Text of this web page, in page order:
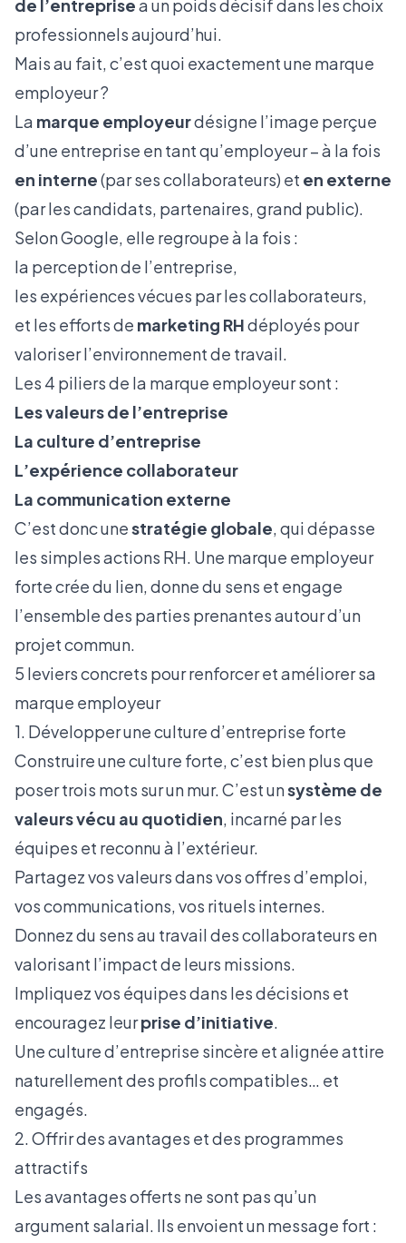
de l’entreprisea un poids décisif dans les choix
professionnels aujourd’hui.
Mais au fait, c’est quoi exactement une marque
employeur ?
La marque employeurdésigne l’image perçue
d’une entreprise en tant qu’employeur – à la fois
en interne(par ses collaborateurs) et en externe
(par les candidats, partenaires, grand public).
Selon Google, elle regroupe à la fois :
la perception de l’entreprise,
les expériences vécues par les collaborateurs,
et les efforts de marketing RHdéployés pour
valoriser l’environnement de travail.
Les 4 piliers de la marque employeur sont :
Les valeurs de l’entreprise
La culture d’entreprise
L’expérience collaborateur
La communication externe
C’est donc unestratégie globale, qui dépasse
les simples actions RH. Une marque employeur
forte crée du lien, donne du sens et engage
l’ensemble des parties prenantes autour d’un
projet commun.
5 leviers concrets pour renforcer et améliorer sa
marque employeur
1. Développer une culture d’entreprise forte
Construire une culture forte, c’est bien plus que
poser trois mots sur un mur. C’est unsystème de
valeurs vécu au quotidien, incarné par les
équipes et reconnu à l’extérieur.
Partagez vos valeurs dans vos offres d’emploi,
vos communications, vos rituels internes.
Donnez du sens au travail des collaborateurs en
valorisant l’impact de leurs missions.
Impliquez vos équipes dans les décisions et
encouragez leurprise d’initiative.
Une culture d’entreprise sincère et alignée attire
naturellement des profils compatibles… et
engagés.
2. Offrir des avantages et des programmes
attractifs
Les avantages offerts ne sont pas qu’un
argument salarial. Ils envoient un message fort :